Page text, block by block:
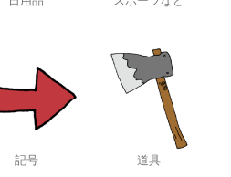
記号 道具